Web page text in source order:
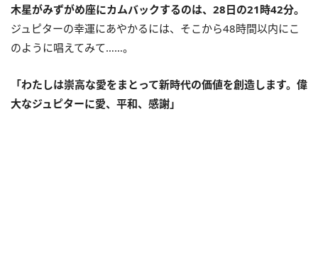
木星がみずがめ座にカムバックするのは、 28日の21時42分。
ジュピターの幸運にあやかるには、そこから48時間以内にこ
のように唱えてみて……。
「わたしは崇高な愛をまとって新時代の価値を創造します。偉
大なジュピターに愛、平和、感謝」